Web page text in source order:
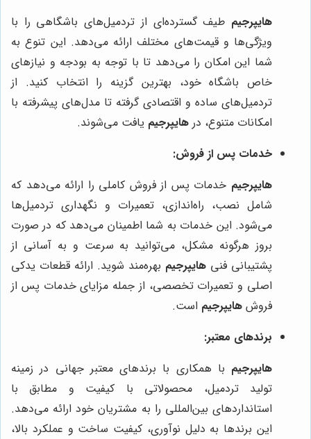
هایپرجیم طیف گسترده‌ای از تردمیل‌های باشگاهی را با
ویژگی‌ها و قیمت‌های مختلف ارائه می‌دهد. این تنوع به
شما این امکان را می‌دهد تا با توجه به بودجه و نیازهای
خاص باشگاه خود، بهترین گزینه را انتخاب کنید. از
تردمیل‌های ساده و اقتصادی گرفته تا مدل‌های پیشرفته با
امکانات متنوع، در هایپرجیم یافت می‌شوند.
خدمات پس از فروش:
هایپرجیم خدمات پس از فروش کاملی را ارائه می‌دهد که
شامل نصب، راه‌اندازی، تعمیرات و نگهداری تردمیل‌ها
می‌شود. این خدمات به شما اطمینان می‌دهد که در صورت
بروز هرگونه مشکل، می‌توانید به سرعت و به آسانی از
پشتیبانی فنی هایپرجیم بهره‌مند شوید. ارائه قطعات یدکی
اصلی و تعمیرات تخصصی، از جمله مزایای خدمات پس از
فروش هایپرجیم است.
برندهای معتبر:
هایپرجیم با همکاری با برندهای معتبر جهانی در زمینه
تولید تردمیل، محصولاتی با کیفیت و مطابق با
استانداردهای بین‌المللی را به مشتریان خود ارائه می‌دهد.
این برندها به دلیل نوآوری، کیفیت ساخت و عملکرد بالا،